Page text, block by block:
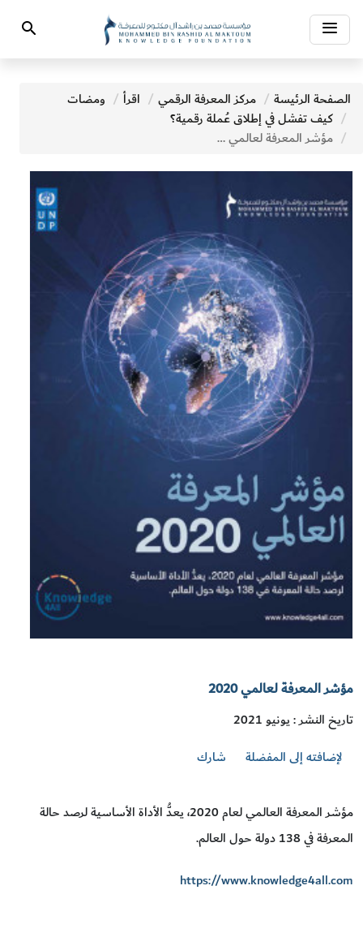
Toggle
navigation
Search
الصفحة الرئيسة مركز المعرفة الرقمي اقرأ
ومضات
كيف تفشل في إطلاق عُملة رقمية؟
مؤشر المعرفة لعالمي 2020
مؤشر المعرفة لعالمي 2020
تاريخ النشر : يونيو 2021
لإضافته إلى المفضلة
شارك
مؤشر المعرفة العالمي لعام 2020، يعدُّ الأداة الأساسية لرصد حالة
المعرفة في 138 دولة حول العالم.
https://www.knowledge4all.com